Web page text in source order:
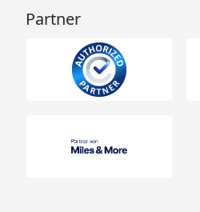
Partner